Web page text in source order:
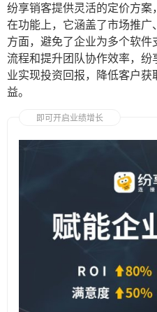
纷享销客提供灵活的定价方案
在功能上，它涵盖了市场推
方面，避免了企业为多个软
流程和提升团队协作效率，
业实现投资回报，降低客户
益。
即可开启业绩增长